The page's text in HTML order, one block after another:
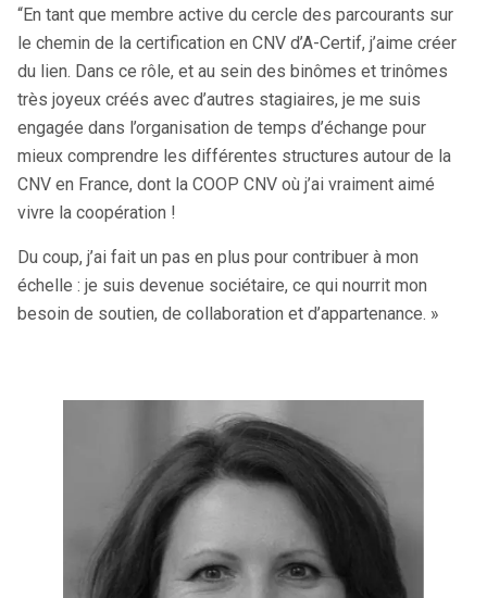
“En tant que membre active du cercle des parcourants sur
le chemin de la certification en CNV d’A-Certif, j’aime créer
du lien. Dans ce rôle, et au sein des binômes et trinômes
très joyeux créés avec d’autres stagiaires, je me suis
engagée dans l’organisation de temps d’échange pour
mieux comprendre les différentes structures autour de la
CNV en France, dont la COOP CNV où j’ai vraiment aimé
vivre la coopération !
Du coup, j’ai fait un pas en plus pour contribuer à mon
échelle : je suis devenue sociétaire, ce qui nourrit mon
besoin de soutien, de collaboration et d’appartenance. »